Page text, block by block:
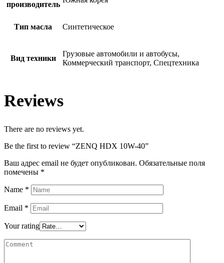
производитель
Тип масла Синтетическое
Вид техники
Грузовые автомобили и автобусы,
Коммерческий транспорт, Спецтехника
Reviews
There are no reviews yet.
Be the first to review “ZENQ HDX 10W-40”
Ваш адрес email не будет опубликован. Обязательные поля
помечены *
Name *
Email *
Your rating